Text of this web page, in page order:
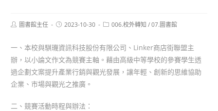
Post圖書館主任
Post2023-10-30
Post006.校外轉知 / 07.圖書館
一、本校與騏璣資訊科技股份有限公司、Linker商店街聯盟主
辦，以小論文作文為競賽主軸。藉由高級中等學校的參賽學生透
過企劃文案提升產業行銷與觀光發展，讓年輕、創新的思維協助
企業、市場與觀光之推廣。
二、競賽活動時程與辦法：